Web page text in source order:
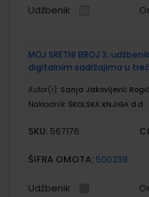
Udžbenik
MOJ SRETNI BROJ 3;
digitalnim sadržajima u
Autor(i): Sanja Jakovljević
Nakladnik: ŠKOLSKA KNJIGA d.d.
SKU: 567176
ŠIFRA OMOTA: 500239
Udžbenik